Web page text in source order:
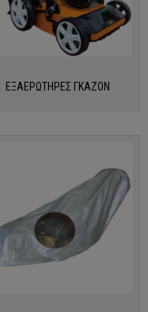
ΚΑΙ ΠΑΤΉΣΤΕ ENTER
ΕΞΑΕΡΩΤΗΡΕΣ ΓΚΑΖΟΝ